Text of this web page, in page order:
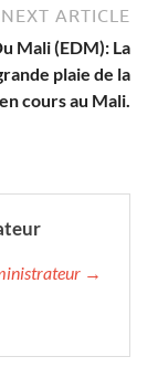
NEXT ARTICLE
Mali (EDM): La
plaie de la
cours au Mali.
→